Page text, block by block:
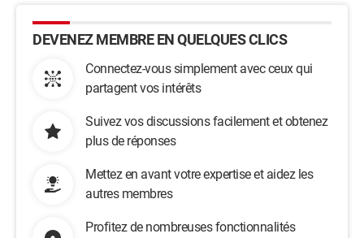
DEVENEZ MEMBRE EN QUELQUES CLICS
Connectez-vous simplement avec ceux qui
partagent vos intérêts
Suivez vos discussions facilement et obtenez
plus de réponses
Mettez en avant votre expertise et aidez les
autres membres
Profitez de nombreuses fonctionnalités